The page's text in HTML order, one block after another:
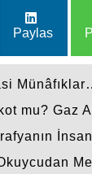
Paylas
mu? Gaz